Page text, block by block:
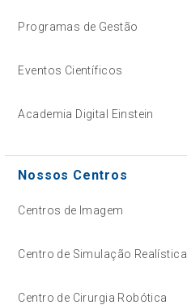
Programas de Gestão
Eventos Científicos
Academia Digital Einstein
Nossos Centros
Centros de Imagem
Centro de Simulação Realística
Centro de Cirurgia Robótica